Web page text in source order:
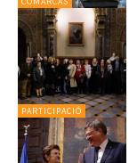
PARTICIPACIÓ